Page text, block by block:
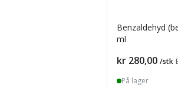
Benzaldehyd
ml
Pris
kr 280,00 /stk
På lager